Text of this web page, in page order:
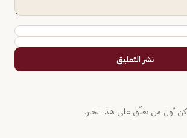
نشر التعليق
كن أول من يعلّق على هذا الخبر.